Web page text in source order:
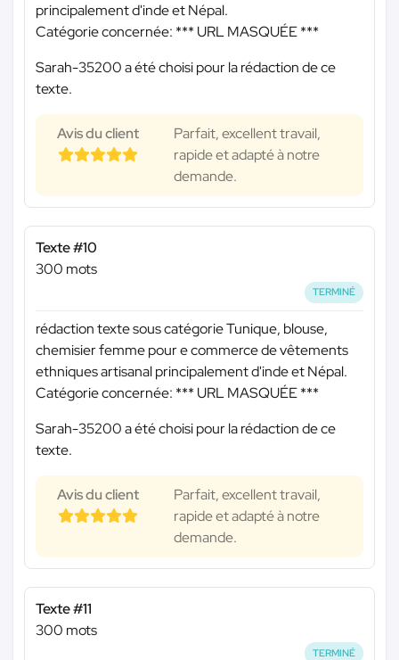
principalement d'inde et Népal.
Catégorie concernée: *** URL MASQUÉE ***
Sarah-35200 a été choisi pour la rédaction de ce
texte.
Avis du client
Parfait, excellent travail,
rapide et adapté à notre
demande.
Texte #10
300 mots
TERMINÉ
rédaction texte sous catégorie Tunique, blouse,
chemisier femme pour e commerce de vêtements
ethniques artisanal principalement d'inde et Népal.
Catégorie concernée: *** URL MASQUÉE ***
Sarah-35200 a été choisi pour la rédaction de ce
texte.
Avis du client
Parfait, excellent travail,
rapide et adapté à notre
demande.
Texte #11
300 mots
TERMINÉ